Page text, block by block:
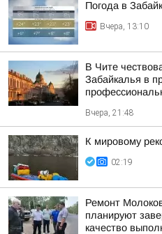
Погода в
Вчера, 13:10
В Чите
Забайкалья в
Вчера, 21:48
К мировому
02:19
Ремонт
планируют
качество